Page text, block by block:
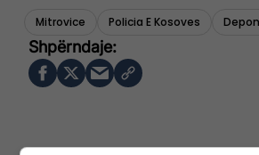
Mitrovice Policia E Kosoves